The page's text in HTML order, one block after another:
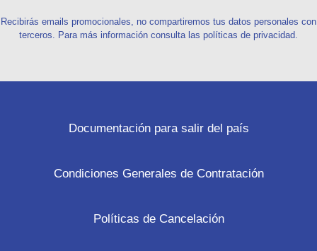
Recibirás emails promocionales, no compartiremos tus datos personales con
terceros. Para más información consulta las políticas de privacidad.
Documentación para salir del país
Condiciones Generales de Contratación
Políticas de Cancelación